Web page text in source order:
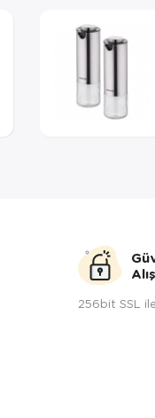
256bit SSL